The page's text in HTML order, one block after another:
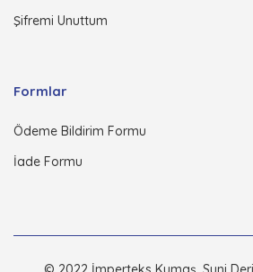
Şifremi Unuttum
Formlar
Ödeme Bildirim Formu
İade Formu